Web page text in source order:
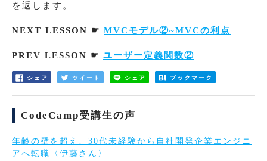
を返します。
NEXT LESSON ☛ MVCモデル②~MVCの利点
PREV LESSON ☛ ユーザー定義関数②
シェア ツイート シェア ブックマーク
CodeCamp受講生の声
年齢の壁を超え、30代未経験から自社開発企業エンジニ
アへ転職〈伊藤さん〉